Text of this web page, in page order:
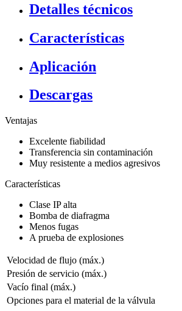
Detalles técnicos
Características
Aplicación
Descargas
Ventajas
Excelente fiabilidad
Transferencia sin contaminación
Muy resistente a medios agresivos
Características
Clase IP alta
Bomba de diafragma
Menos fugas
A prueba de explosiones
Velocidad de flujo (máx.)
Presión de servicio (máx.)
Vacío final (máx.)
Opciones para el material de la válvula